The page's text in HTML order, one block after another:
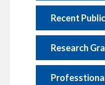
Recent
Research